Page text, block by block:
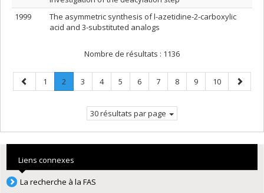
1999
The asymmetric synthesis of l-azetidine-2-carboxylic
acid and 3-substituted analogs
Nombre de résultats : 1136
Page
précédente
Page
1 Page
2
Page
Page
3 Page
4 Page
5 Page
6 Page
7 Page
8 Page
9 Page
10
Page
30 résultats par page
Liens connexes
La recherche à la FAS